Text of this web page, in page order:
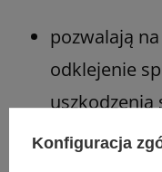
pozwalają
odklejenie
uszkodzenia
szybko
Konfiguracja